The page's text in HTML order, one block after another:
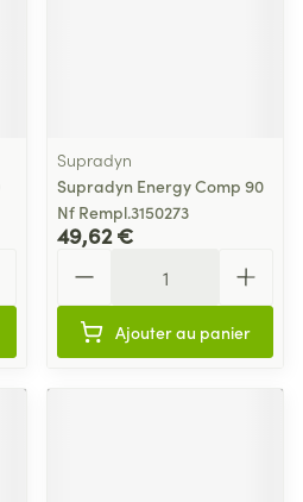
Supradyn
Supradyn Energy Comp 90
Nf Rempl.3150273
49,62 €
Ajouter au panier